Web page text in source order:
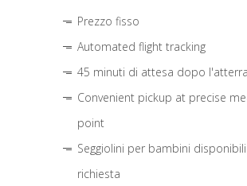
Prezzo fisso
Automated flight tracking
45 minuti di attesa dopo
Convenient pickup at precise
point
Seggiolini per bambini
richiesta